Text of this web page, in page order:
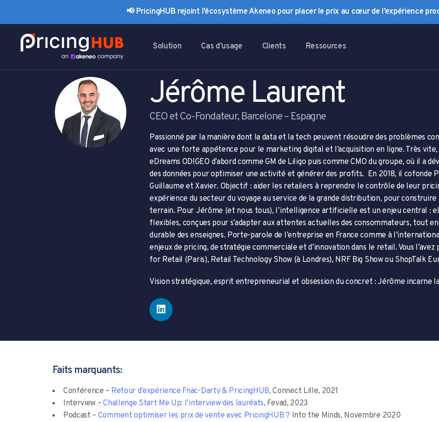
📢 PricingHUB rejoint l’écosystème Akeneo pour placer le prix au cœur de l’expérience
navigation
to
Solution Cas d’usage Clients Ressources
Jérôme Laurent
CEO et Co-Fondateur, Barcelone – Espagne
Passionné par la manière dont la data et la tech peuvent résoudre des problèmes
avec une forte appétence pour le marketing digital et l’acquisition en ligne. Très
eDreams ODIGEO d’abord comme GM de Liligo puis comme CMO du groupe, où il a
des données pour optimiser une activité et générer des profits. En 2018, il cofonde
Guillaume et Xavier. Objectif : aider les retailers à reprendre le contrôle de leur
expérience du secteur du voyage au service de la grande distribution, pour
terrain. Pour Jérôme (et nous tous), l’intelligence artificielle est un enjeu central :
flexibles, conçues pour s’adapter aux attentes actuelles des consommateurs,
durable des enseignes. Porte-parole de l’entreprise en France comme à
enjeux de pricing, de stratégie commerciale et d’innovation dans le retail. Vous
for Retail (Paris), Retail Technology Show (à Londres), NRF Big Show ou ShopTalk
Vision stratégique, esprit entrepreneurial et obsession du concret : Jérôme incarne
Faits marquants:
Conférence – Retour d’expérience Fnac-Darty & PricingHUB, Connect Lille, 2021
Interview – Challenge Start Me Up: l’interview des lauréats, Fevad, 2023
Podcast – Comment optimiser les prix de vente avec PricingHUB ? Into the Minds, Novembre 2020